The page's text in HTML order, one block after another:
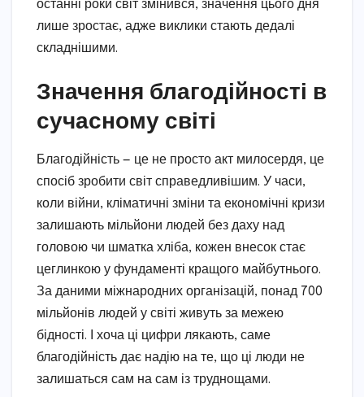
останні роки світ змінився, значення цього дня
лише зростає, адже виклики стають дедалі
складнішими.
Значення благодійності в
сучасному світі
Благодійність — це не просто акт милосердя, це
спосіб зробити світ справедливішим. У часи,
коли війни, кліматичні зміни та економічні кризи
залишають мільйони людей без даху над
головою чи шматка хліба, кожен внесок стає
цеглинкою у фундаменті кращого майбутнього.
За даними міжнародних організацій, понад 700
мільйонів людей у світі живуть за межею
бідності. І хоча ці цифри лякають, саме
благодійність дає надію на те, що ці люди не
залишаться сам на сам із труднощами.